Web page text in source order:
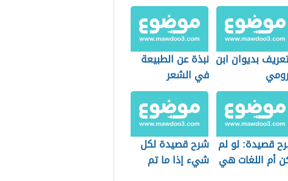
بديوان ابن نبذة عن الطبيعة
في الشعر
الأندلسي
قصيدة: لو لم
أم اللغات هي
شرح قصيدة لكل
شيء إذا ما تم